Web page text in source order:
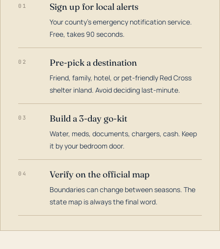
01 Sign up for local alerts
Your county's emergency notification service.
Free, takes 90 seconds.
02 Pre-pick a destination
Friend, family, hotel, or pet-friendly Red Cross
shelter inland. Avoid deciding last-minute.
03 Build a 3-day go-kit
Water, meds, documents, chargers, cash. Keep
it by your bedroom door.
04 Verify on the official map
Boundaries can change between seasons. The
state map is always the final word.